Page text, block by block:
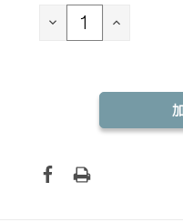
存：
減 增